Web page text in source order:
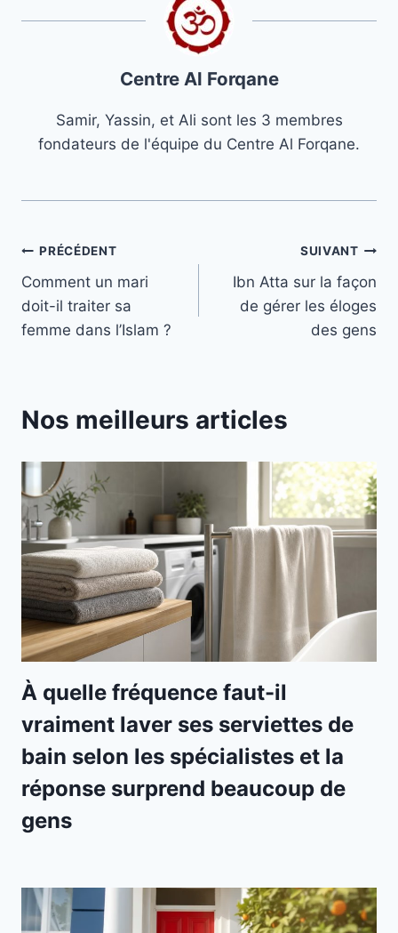
Centre Al Forqane
Samir, Yassin, et Ali sont les 3 membres
fondateurs de l'équipe du Centre Al Forqane.
Navigation
de
l’article
PRÉCÉDENT
Comment un mari
doit-il traiter sa
femme dans l’Islam ?
SUIVANT
Ibn Atta sur la façon
de gérer les éloges
des gens
Nos meilleurs articles
À quelle fréquence faut-il
vraiment laver ses serviettes de
bain selon les spécialistes et la
réponse surprend beaucoup de
gens